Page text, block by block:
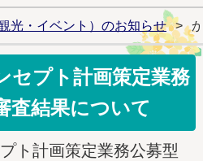
光・イベント）のお知らせ >
セプト計画策定業務
査結果について
ト計画策定業務公募型